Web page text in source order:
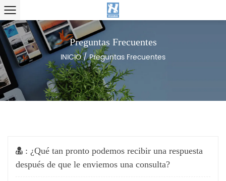
Preguntas Frecuentes
INICIO/Preguntas Frecuentes
: ¿Qué tan pronto podemos recibir una respuesta
después de que le enviemos una consulta?